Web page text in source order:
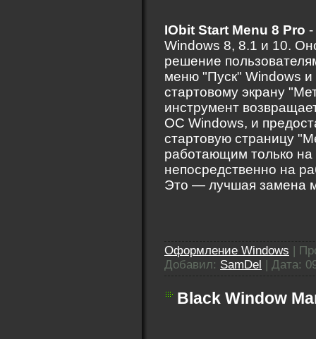
IObit Start Menu 8 Pro -
Windows 8, 8.1 и 10.
решение
меню "Пуск" Windows
стартовому экрану
инструмент
ОС Windows, и
стартовую страницу
работающим только на
непосредственно на
Это — лучшая замена
Оформление Windows |
Добавил: SamDel | Дата:
Black Window